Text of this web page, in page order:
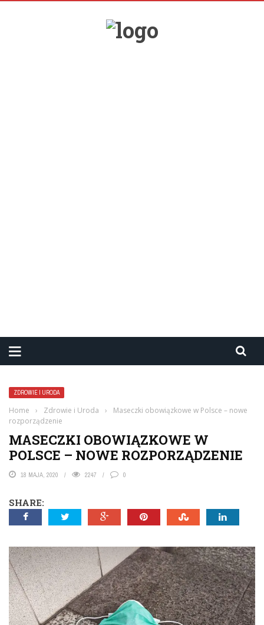
ZDROWIE I URODA
Home › Zdrowie i Uroda ›
Maseczki obowiązkowe w Polsce – nowe
rozporządzenie
MASECZKI OBOWIĄZKOWE W
POLSCE – NOWE ROZPORZĄDZENIE
18 MAJA, 2020 2247 0
SHARE: